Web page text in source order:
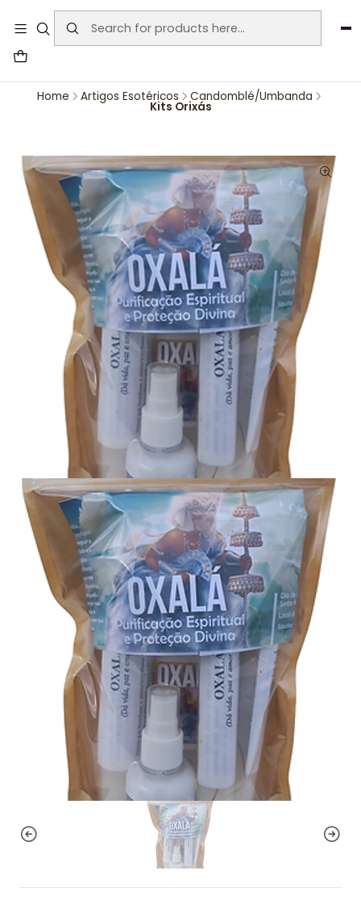
User-agent: * Allow: / Sitemap:
https://www.auraemporium.pt/sitemap.xml
Home Artigos Esotéricos Candomblé/Umbanda
Kits Orixás